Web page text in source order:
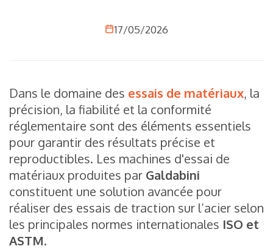
17/05/2026
Dans le domaine des essais de matériaux, la
précision, la fiabilité et la conformité
réglementaire sont des éléments essentiels
pour garantir des résultats précise et
reproductibles. Les machines d'essai de
matériaux produites par Galdabini
constituent une solution avancée pour
réaliser des essais de traction sur l’acier selon
les principales normes internationales ISO et
ASTM.